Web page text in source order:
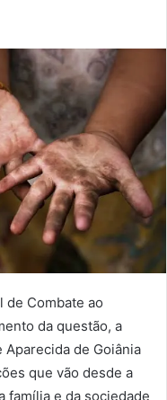
de Combate ao
da questão, a
de Goiânia
que vão desde a
família e da sociedade